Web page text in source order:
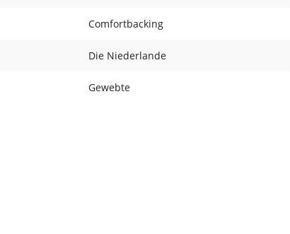
Comfortbacking
Die Niederlande
Gewebte